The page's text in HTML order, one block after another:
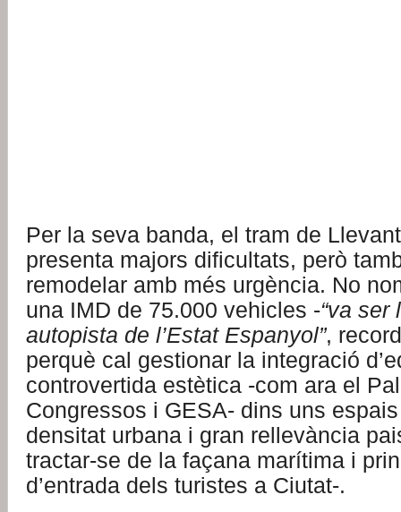
Per la seva banda, el tram de
presenta majors dificultats, però
remodelar amb més urgència. No
una IMD de 75.000 vehicles -“va ser
autopista de l’Estat Espanyol”,
perquè cal gestionar la integració
controvertida estètica -com ara el
Congressos i GESA- dins uns
densitat urbana i gran rellevància
tractar-se de la façana marítima i
d’entrada dels turistes a Ciutat-.